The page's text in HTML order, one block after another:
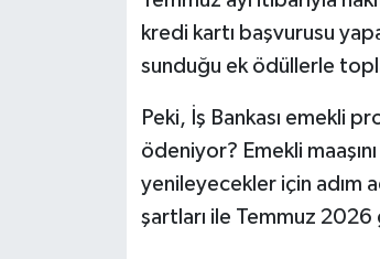
kredi kartı başvurusu
sunduğu ek ödüllerle
Peki, İş Bankası emekli
ödeniyor? Emekli
yenileyecekler için adım
şartları ile Temmuz
MAGAZİN